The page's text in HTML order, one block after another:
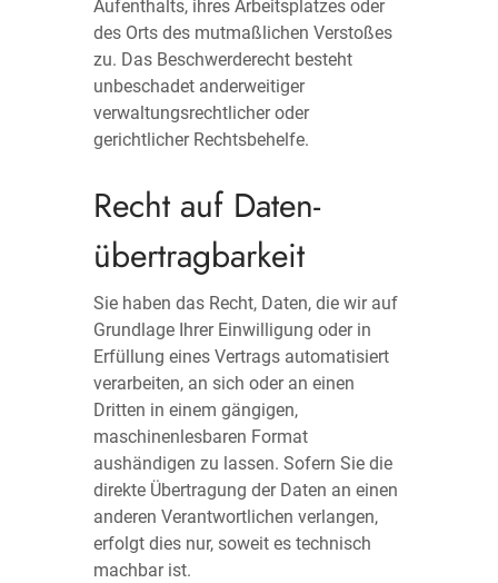
Aufenthalts, ihres Arbeitsplatzes oder
des Orts des mutmaßlichen Verstoßes
zu. Das Beschwerderecht besteht
unbeschadet anderweitiger
verwaltungsrechtlicher oder
gerichtlicher Rechtsbehelfe.
Recht auf Daten­
übertrag­barkeit
Sie haben das Recht, Daten, die wir auf
Grundlage Ihrer Einwilligung oder in
Erfüllung eines Vertrags automatisiert
verarbeiten, an sich oder an einen
Dritten in einem gängigen,
maschinenlesbaren Format
aushändigen zu lassen. Sofern Sie die
direkte Übertragung der Daten an einen
anderen Verantwortlichen verlangen,
erfolgt dies nur, soweit es technisch
machbar ist.